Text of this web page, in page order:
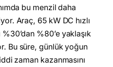
bu menzil daha
Araç, 65 kW DC hızlı
%80’e yaklaşık
Bu süre, günlük yoğun
zaman kazanmasını